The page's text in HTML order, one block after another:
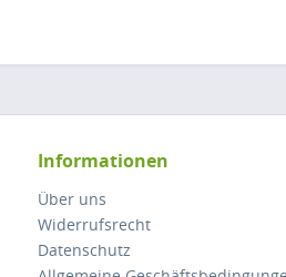
Informationen
Über uns
Widerrufsrecht
Datenschutz